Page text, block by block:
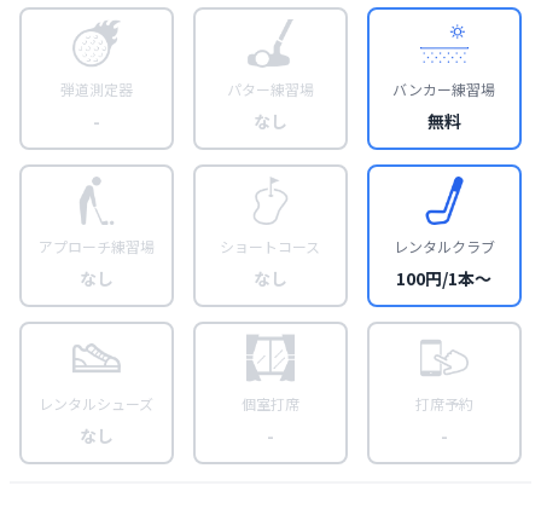
弾道測定器
-
パター練習場
なし
バンカー練習場
無料
アプローチ練習場
なし
ショートコース
なし
レンタルクラブ
100円/1本〜
レンタルシューズ
なし
個室打席
-
打席予約
-